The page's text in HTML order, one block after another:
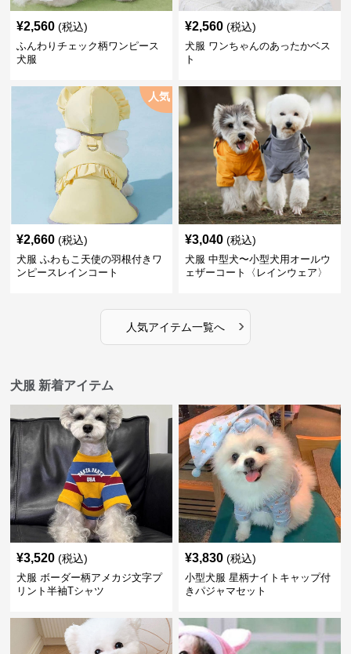
¥2,560 (税込)
ふんわりチェック柄ワンピース
犬服
¥2,560 (税込)
犬服 ワンちゃんのあったかベス
ト
人気
¥2,660 (税込)
犬服 ふわもこ天使の羽根付きワ
ンピースレインコート
¥3,040 (税込)
犬服 中型犬〜小型犬用オールウ
ェザーコート〈レインウェア〉
人気アイテム一覧へ ›
犬服 新着アイテム
¥3,520 (税込)
犬服 ボーダー柄アメカジ文字プ
リント半袖Tシャツ
¥3,830 (税込)
小型犬服 星柄ナイトキャップ付
きパジャマセット